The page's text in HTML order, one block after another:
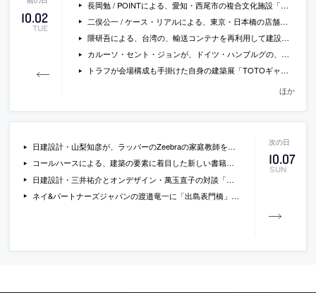
10.02
TUE
長岡勉 / POINTによる、愛知・西尾市の複合文化施設「知識の蜂の巣」
二俣公一 / ケース・リアルによる、東京・日本橋の店舗「イソップ 日本橋高島屋S.C.店」
隈研吾による、台湾の、輸送コンテナを再利用して建設されたスターバックスの店舗の写真
カルーソ・セント・ジョンが、ドイツ・ハンブルグの、ヨーロッパ最大の雑誌出版社グルナー・ヤールの本社設計コンペに勝利
トラフが会場構成も手掛けた自身の建築展「TOTOギャラリー・間 北九州巡回展 トラフ展 インサイド・アウト」の写真
ほか
10.07
SUN
日建設計・山梨知彦が、ラッパーのZeebraの家庭教師をしていたことをtwitterで公開し、本人とのやりとりも発生し話題に
コールハースによる、建築の要素に着目した新しい書籍『Elements of Architecture』
日建設計・三井祐介とオンデザイン・萬玉直子の対談「世代間で違う 育児と仕事への意識」
ネイ&パートナーズジャパンの渡邉竜一に「出島表門橋」などについて聞いているインタビュー